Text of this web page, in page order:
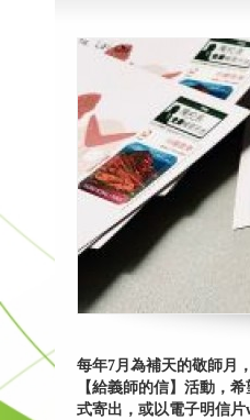
每年7月為補天的敬師月
【給義師的信】活動，
式寄出，或以電子明信